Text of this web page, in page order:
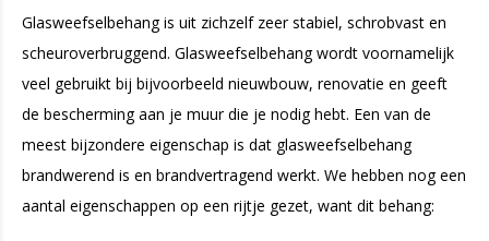
Glasweefselbehang is uit zichzelf zeer stabiel, schrobvast en
scheuroverbruggend. Glasweefselbehang wordt voornamelijk
veel gebruikt bij bijvoorbeeld nieuwbouw, renovatie en geeft
de bescherming aan je muur die je nodig hebt. Een van de
meest bijzondere eigenschap is dat glasweefselbehang
brandwerend is en brandvertragend werkt. We hebben nog een
aantal eigenschappen op een rijtje gezet, want dit behang: